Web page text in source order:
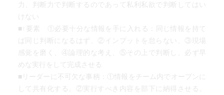
力、判断力で判断するのであって私利私欲で判断してはい
けない
■↑要素 ①必要十分な情報を手に入れる：同じ情報を持て
ば同じ判断になるはず、②インプットを怠らない、③現場
感覚を磨く、④論理的な考え、⑤その上で判断し、必ず早
めな実行をして完成させる
■リーダーに不可欠な事柄：①情報をチーム内でオープンに
して共有化する。②実行すべき内容を部下に納得させる。